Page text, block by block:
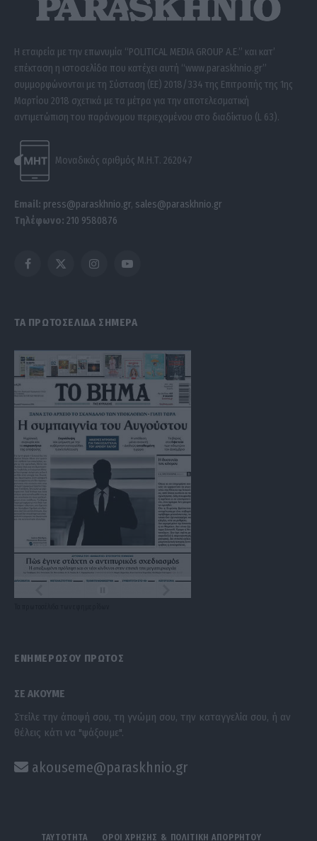
Η εταιρεία με την επωνυμία “POLITICAL MEDIA GROUP A.E.” και κατ’
επέκταση η ιστοσελίδα που κατέχει αυτή “www.paraskhnio.gr”
συμμορφώνονται με τη Σύσταση (ΕΕ) 2018/334 της Επιτροπής της 1ης
Μαρτίου 2018 σχετικά με τα μέτρα για την αποτελεσματική
αντιμετώπιση του παράνομου περιεχομένου στο διαδίκτυο (L 63).
Μοναδικός αριθμός Μ.Η.Τ. 262047
Email: press@paraskhnio.gr, sales@paraskhnio.gr
Τηλέφωνο: 210 9580876
Facebook
X
InstagramYouTube
ΤΑ ΠΡΩΤΟΣΕΛΙΔΑ ΣΗΜΕΡΑ
ΕΝΗΜΕΡΩΣΟΥ ΠΡΩΤΟΣ
ΣΕ ΑΚΟΥΜΕ
Στείλε την άποψή σου, τη γνώμη σου, την καταγγελία σου, ή αν
θέλεις κάτι να "ψάξουμε".
akouseme@paraskhnio.gr
ΤΑΥΤΟΤΗΤΑ ΟΡΟΙ ΧΡΗΣΗΣ & ΠΟΛΙΤΙΚΗ ΑΠΟΡΡΗΤΟΥ